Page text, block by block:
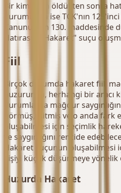
Bir kimsenin öldükten sonra
durumunda ise TCK'nın
Kanunu'nun 130. maddesinde
Hatırasına Hakaret" suçu
Fiil
Birçok durumda hakaret fiili
huzurunda, herhangi bir aracı
durumlarda mağdur
görmüş, işitmiş ve o anda fark
oluşabilmesi için seçimlik
ve saygınlığını rencide
Hakaret suçunun
kişiyi küçük düşürmeye yönelik
Huzurda Hakaret